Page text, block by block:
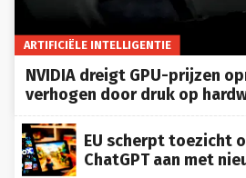
ARTIFICIËLE INTELLIGENTIE
NVIDIA dreigt GPU-prijzen
verhogen door druk op
EU scherpt toezicht
ChatGPT aan met